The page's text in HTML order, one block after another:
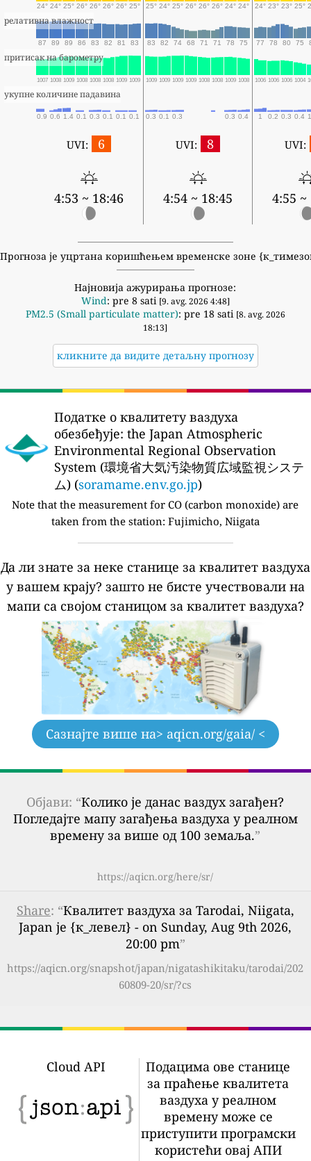
24° 24° 25° 26° 26° 26° 26° 25° 25° 24° 25° 26° 26° 26° 24° 24° 24° 23° 23° 25°
релативна влажност
87 89 89 86 83 82 81 83 83 82 74 68 71 71 78 75 77 78 80 75
притисак на барометру
1007 1008 1009 1008 1008 1008 1009 1009 1009 1009 1009 1009 1008 1008 1009 1008 1006 1006 1006 1004
укупне количине падавина
0.9 0.6 1.4 0.1 0.3 0.1 0.1 0.1 0.3 0.1 0.3 0.3 0.4 1 0.2 0.3 0.4
UVI: 6
4:53 ~ 18:46
UVI: 8
4:54 ~ 18:45
UVI:
4:55 ~
Прогноза је уцртана коришћењем временске зоне
Најновија ажурирања прогнозе:
Wind: pre 8 sati [9. avg. 2026 4:48]
PM2.5 (Small particulate matter): pre 18 sati [8. avg. 2026
18:13]
кликните да видите детаљну прогнозу
Податке о квалитету ваздуха
обезбеђује: the Japan Atmospheric
Environmental Regional Observation
System (環境省大気汚染物質広域監視システ
ム) (soramame.env.go.jp)
Note that the measurement for CO (carbon monoxide) are
taken from the station: Fujimicho, Niigata
Да ли знате за неке станице за квалитет ваздуха
у вашем крају? зашто не бисте учествовали на
мапи са својом станицом за квалитет ваздуха?
Сазнајте више на> aqicn.org/gaia/ <
Објави: “Колико је данас ваздух загађен?
Погледајте мапу загађења ваздуха у реалном
времену за више од 100 земаља.”
https://aqicn.org/here/sr/
Share: “Квалитет ваздуха за Tarodai, Niigata,
Japan је {к_левел} - on Sunday, Aug 9th 2026,
20:00 pm”
https://aqicn.org/snapshot/japan/nigatashikitaku/tarodai/202
60809-20/sr/?cs
Cloud API
Подацима ове станице
за праћење квалитета
ваздуха у реалном
времену може се
приступити програмски
користећи овај АПИ